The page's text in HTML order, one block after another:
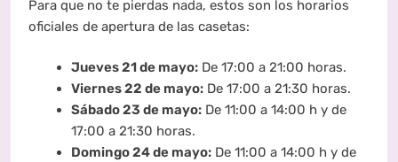
Para que no te pierdas nada, estos son los horarios
oficiales de apertura de las casetas:
Jueves 21 de mayo:De 17:00 a 21:00 horas.
Viernes 22 de mayo:De 17:00 a 21:30 horas.
Sábado 23 de mayo:De 11:00 a 14:00 h y de
17:00 a 21:30 horas.
Domingo 24 de mayo:De 11:00 a 14:00 h y de